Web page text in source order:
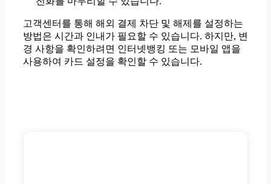
고객센터를 통해 해외 결제 차단 및 해제를 설정하는
방법은 시간과 인내가 필요할 수 있습니다. 하지만, 변
경 사항을 확인하려면 인터넷뱅킹 또는 모바일 앱을
사용하여 카드 설정을 확인할 수 있습니다.